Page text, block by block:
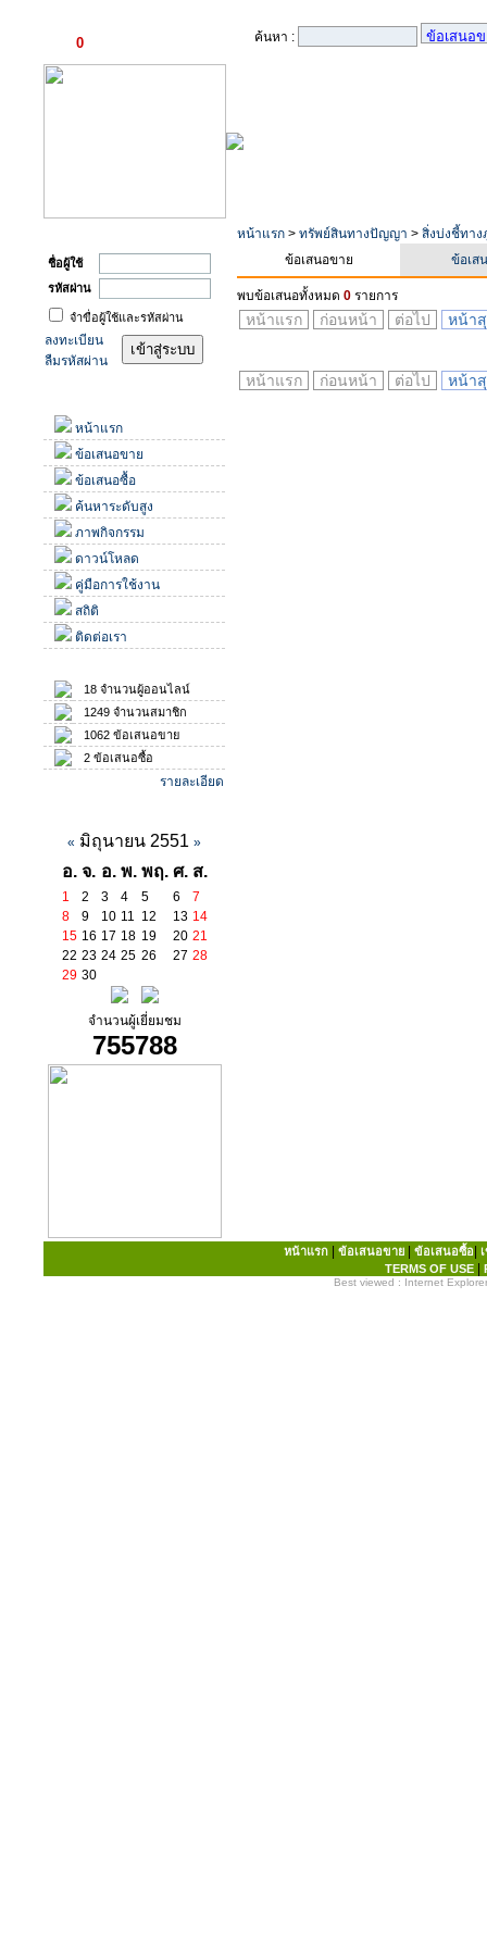
0
ค้นหา :
ชื่อผู้ใช้
รหัสผ่าน
จำขื่อผู้ใช้และรหัสผ่าน
ลงทะเบียน
ลืมรหัสผ่าน
หน้าแรก
ข้อเสนอขาย
ข้อเสนอซื้อ
ค้นหาระดับสูง
ภาพกิจกรรม
ดาวน์โหลด
คู่มือการใช้งาน
สถิติ
ติดต่อเรา
18 จำนวนผู้ออนไลน์
1249 จำนวนสมาชิก
1062 ข้อเสนอขาย
2 ข้อเสนอซื้อ
รายละเอียด
« มิถุนายน 2551 »
อ. จ. อ. พ. พฤ. ศ. ส.
1 2 3 4 5 6
7
8
9 10 11 12 13 14
15 16 17 18 19 20 21
22 23 24 25 26 27 28
29 30
จำนวนผู้เยี่ยมชม
755788
หน้าแรก > ทรัพย์สินทางปัญญา > สิ่งบ่งชี้ทา
ข้อเสนอขาย
ข้อเส
พบข้อเสนอทั้งหมด 0 รายการ
หน้าแรก ก่อนหน้า ต่อไป หน้า
หน้าแรก ก่อนหน้า ต่อไป หน้า
หน้าแรก| ข้อเสนอขาย| ข้อเสนอซื้อ
TERMS OF USE|
Best viewed : Internet